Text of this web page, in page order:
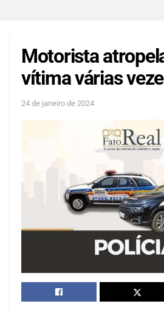
Motorista
vítima várias
24 de janeiro de 2024